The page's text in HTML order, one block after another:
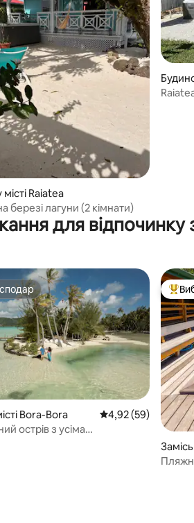
відгуки: 17
Raiatea
березі лагуни (2 кімнати)
для
Bora-Bora Середня оцінка:
4,92 (59)
острів з усіма
Топ
a Bora